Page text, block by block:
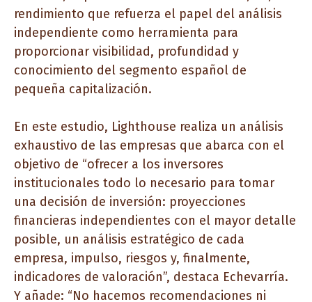
rendimiento que refuerza el papel del análisis
independiente como herramienta para
proporcionar visibilidad, profundidad y
conocimiento del segmento español de
pequeña capitalización.
En este estudio, Lighthouse realiza un análisis
exhaustivo de las empresas que abarca con el
objetivo de “ofrecer a los inversores
institucionales todo lo necesario para tomar
una decisión de inversión: proyecciones
financieras independientes con el mayor detalle
posible, un análisis estratégico de cada
empresa, impulso, riesgos y, finalmente,
indicadores de valoración”, destaca Echevarría.
Y añade: “No hacemos recomendaciones ni